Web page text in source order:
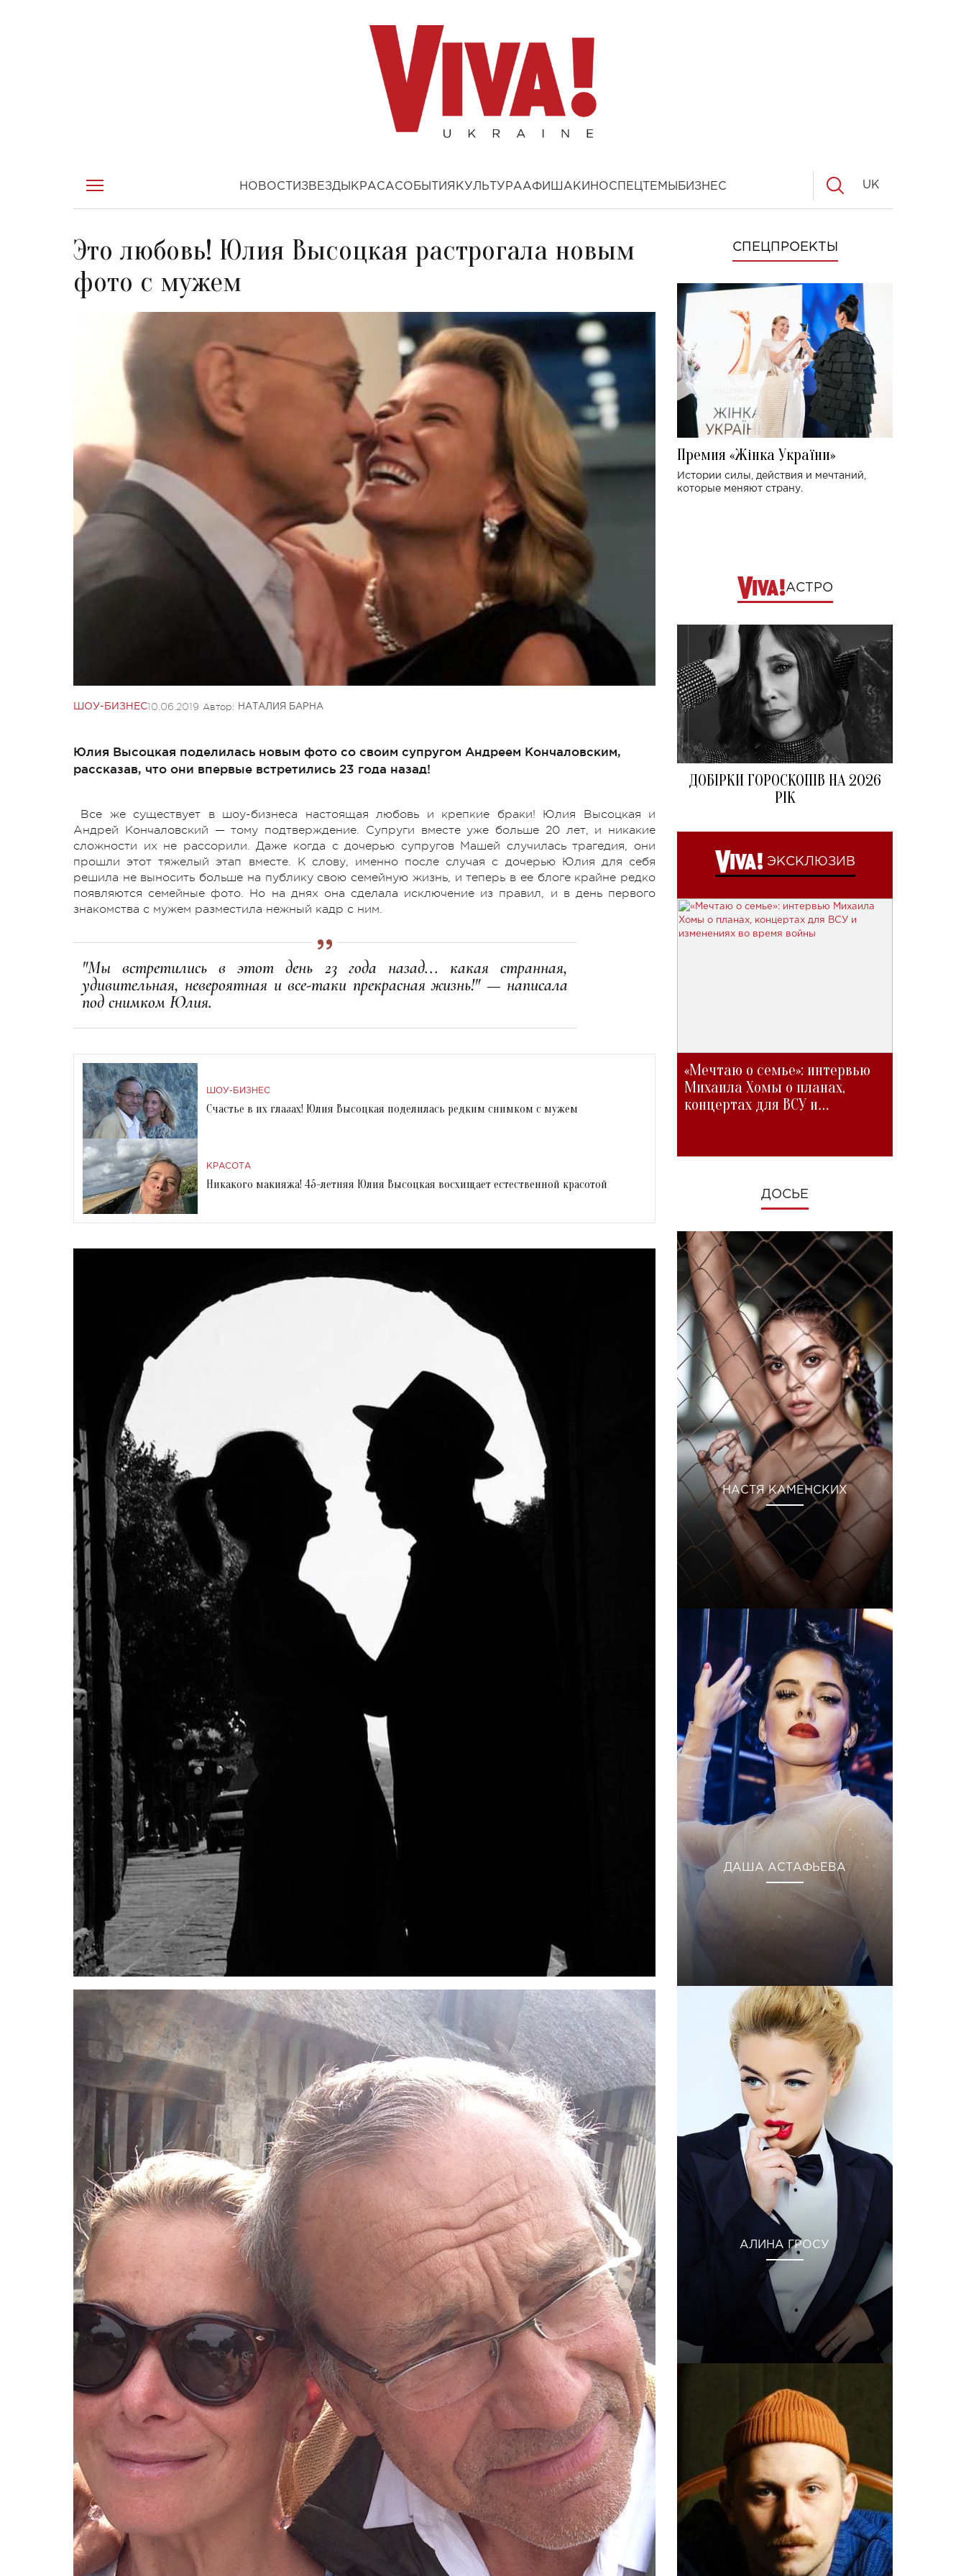
НОВОСТИ ЗВЕЗДЫ КРАСАСОБЫТИЯ КУЛЬТУРААФИША КИНОСПЕЦТЕМЫ БИЗНЕС UK
Это любовь! Юлия Высоцкая растрогала новым
фото с мужем
ШОУ-БИЗНЕС10.06.2019 Автор: НАТАЛИЯ БАРНА
Юлия Высоцкая поделилась новым фото со своим супругом Андреем Кончаловским,
рассказав, что они впервые встретились 23 года назад!
Все же существует в шоу-бизнеса настоящая любовь и крепкие браки! Юлия Высоцкая и
Андрей Кончаловский — тому подтверждение. Супруги вместе уже больше 20 лет, и никакие
сложности их не рассорили. Даже когда с дочерью супругов Машей случилась трагедия, они
прошли этот тяжелый этап вместе. К слову, именно после случая с дочерью Юлия для себя
решила не выносить больше на публику свою семейную жизнь, и теперь в ее блоге крайне редко
появляются семейные фото. Но на днях она сделала исключение из правил, и в день первого
знакомства с мужем разместила нежный кадр с ним.
"Мы встретились в этот день 23 года назад... какая странная,
удивительная, невероятная и все-таки прекрасная жизнь!" — написала
под снимком Юлия.
ШОУ-БИЗНЕС
Счастье в их глазах! Юлия Высоцкая поделилась редким снимком с мужем
КРАСОТА
Никакого макияжа! 45-летняя Юлия Высоцкая восхищает естественной красотой
СПЕЦПРОЕКТЫ
Премия «Жінка України»
Истории силы, действия и мечтаний,
которые меняют страну.
АСТРО
ДОБІРКИ ГОРОСКОПІВ НА 2026
РІК
ЭКСКЛЮЗИВ
«Мечтаю о семье»: интервью
Михаила Хомы о планах,
концертах для ВСУ и
ДОСЬЕ
НАСТЯ КАМЕНСКИХ
ДАША АСТАФЬЕВА
АЛИНА ГРОСУ